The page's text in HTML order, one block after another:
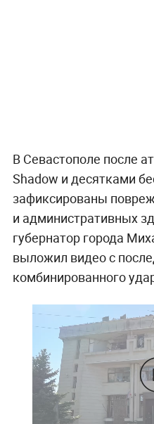
В Севастополе после
Shadow и десятками
зафиксированы
и административных
губернатор города
выложил видео с
комбинированного